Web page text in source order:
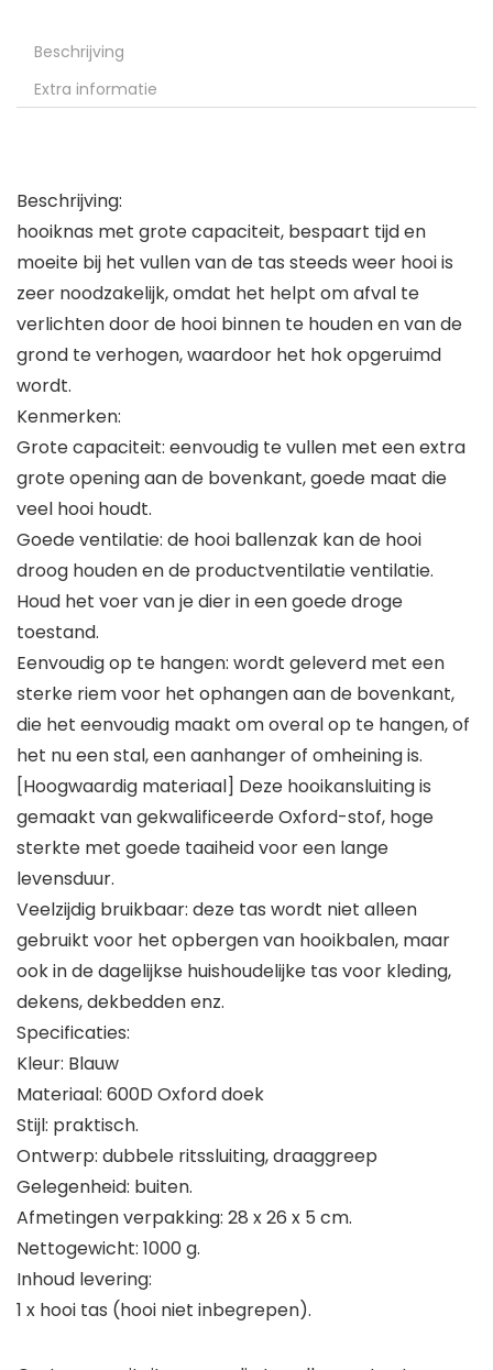
Beschrijving
Extra informatie
Beschrijving:
hooiknas met grote capaciteit, bespaart tijd en
moeite bij het vullen van de tas steeds weer hooi is
zeer noodzakelijk, omdat het helpt om afval te
verlichten door de hooi binnen te houden en van de
grond te verhogen, waardoor het hok opgeruimd
wordt.
Kenmerken:
Grote capaciteit: eenvoudig te vullen met een extra
grote opening aan de bovenkant, goede maat die
veel hooi houdt.
Goede ventilatie: de hooi ballenzak kan de hooi
droog houden en de productventilatie ventilatie.
Houd het voer van je dier in een goede droge
toestand.
Eenvoudig op te hangen: wordt geleverd met een
sterke riem voor het ophangen aan de bovenkant,
die het eenvoudig maakt om overal op te hangen, of
het nu een stal, een aanhanger of omheining is.
[Hoogwaardig materiaal] Deze hooikansluiting is
gemaakt van gekwalificeerde Oxford-stof, hoge
sterkte met goede taaiheid voor een lange
levensduur.
Veelzijdig bruikbaar: deze tas wordt niet alleen
gebruikt voor het opbergen van hooikbalen, maar
ook in de dagelijkse huishoudelijke tas voor kleding,
dekens, dekbedden enz.
Specificaties:
Kleur: Blauw
Materiaal: 600D Oxford doek
Stijl: praktisch.
Ontwerp: dubbele ritssluiting, draaggreep
Gelegenheid: buiten.
Afmetingen verpakking: 28 x 26 x 5 cm.
Nettogewicht: 1000 g.
Inhoud levering:
1 x hooi tas (hooi niet inbegrepen).